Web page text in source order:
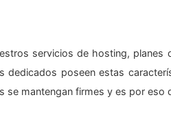
servicios de hosting, planes
dedicados poseen estas
se mantengan firmes y es por